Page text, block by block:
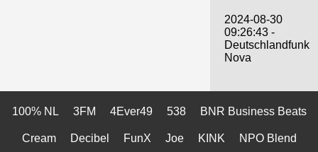
2024-08-30
09:26:43 -
Deutschlandfunk
Nova
100% NL 3FM 4Ever49 538 BNR Business Beats
Cream Decibel FunX Joe KINK NPO Blend